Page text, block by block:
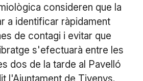
consideren que la
a identificar ràpidament
de contagi i evitar que
s'efectuarà entre les
dos de la tarde al Pavelló